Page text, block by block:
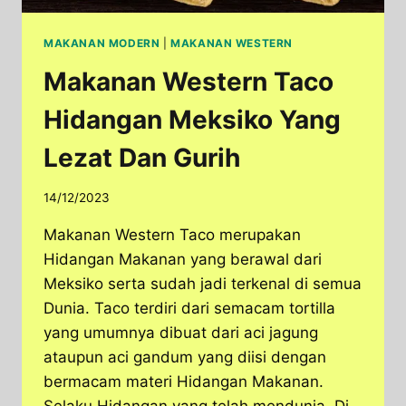
MAKANAN MODERN |MAKANAN WESTERN
Makanan Western Taco
Hidangan Meksiko Yang
Lezat Dan Gurih
14/12/2023
Makanan Western Taco merupakan
Hidangan Makanan yang berawal dari
Meksiko serta sudah jadi terkenal di semua
Dunia. Taco terdiri dari semacam tortilla
yang umumnya dibuat dari aci jagung
ataupun aci gandum yang diisi dengan
bermacam materi Hidangan Makanan.